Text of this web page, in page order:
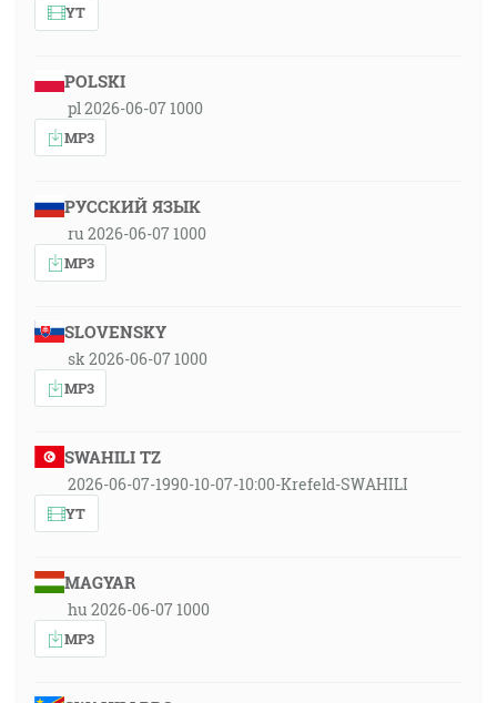
YT
POLSKI
pl 2026-06-07 1000
MP3
РУССКИЙ ЯЗЫК
ru 2026-06-07 1000
MP3
SLOVENSKY
sk 2026-06-07 1000
MP3
SWAHILI TZ
2026-06-07-1990-10-07-10:00-Krefeld-SWAHILI
YT
MAGYAR
hu 2026-06-07 1000
MP3